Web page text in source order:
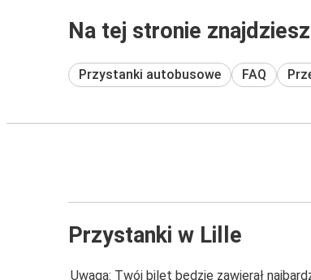
Na tej stronie
Przystanki autobusowe FAQ
Przystanki w Lille
Uwaga: Twój bilet będzie zawierał